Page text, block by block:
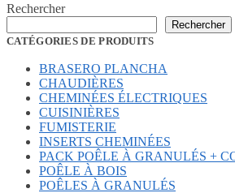
Rechercher
Rechercher
CATÉGORIES DE PRODUITS
BRASERO PLANCHA
CHAUDIÈRES
CHEMINÉES ÉLECTRIQUES
CUISINIÈRES
FUMISTERIE
INSERTS CHEMINÉES
PACK POÊLE À GRANULÉS +
POÊLE À BOIS
POÊLES À GRANULÉS